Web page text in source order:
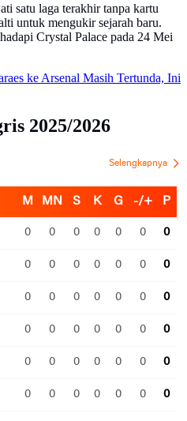
satu laga terakhir tanpa kartu
untuk mengukir sejarah baru.
Crystal Palace pada 24 Mei
ke Arsenal Masih Tertunda, Ini
2025/2026